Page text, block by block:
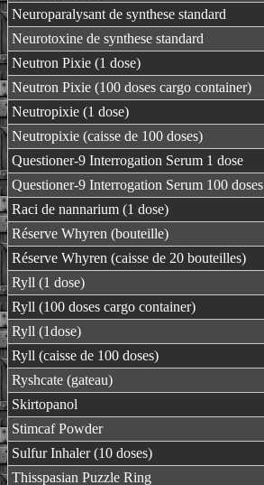
Neuroparalysant de synthese standard
Neurotoxine de synthese standard
Neutron Pixie (1 dose)
Neutron Pixie (100 doses cargo container)
Neutropixie (1 dose)
Neutropixie (caisse de 100 doses)
Questioner-9 Interrogation Serum 1 dose
Questioner-9 Interrogation Serum 100 doses
Raci de nannarium (1 dose)
Réserve Whyren (bouteille)
Réserve Whyren (caisse de 20 bouteilles)
Ryll (1 dose)
Ryll (100 doses cargo container)
Ryll (1dose)
Ryll (caisse de 100 doses)
Ryshcate (gateau)
Skirtopanol
Stimcaf Powder
Sulfur Inhaler (10 doses)
Thisspasian Puzzle Ring